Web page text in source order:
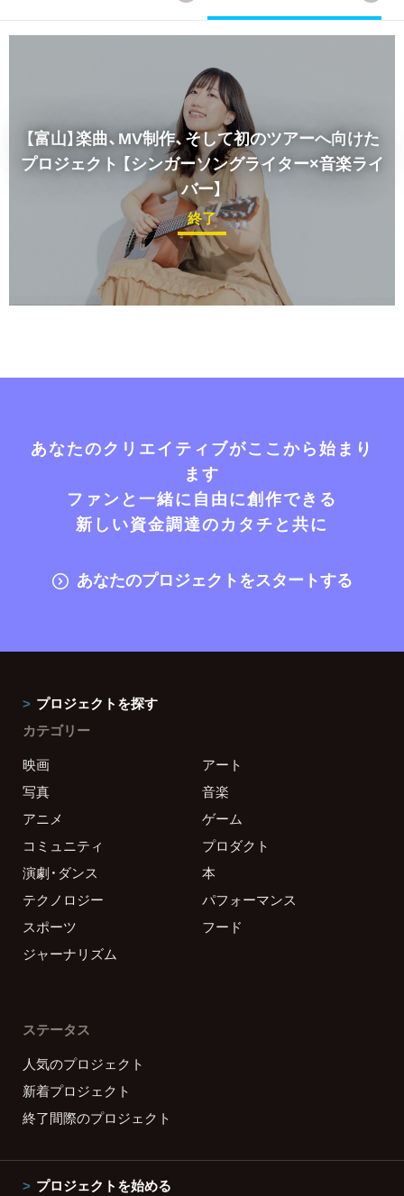
【富山】楽曲、MV制作、そして初のツアーへ向けた
プロジェクト 【シンガーソングライター×音楽ライ
バー】
終了
あなたのクリエイティブがここから始まり
ます
ファンと一緒に自由に創作できる
新しい資金調達のカタチと共に
あなたのプロジェクトをスタートする
プロジェクトを探す
カテゴリー
映画
アート
写真
音楽
アニメ
ゲーム
コミュニティ
プロダクト
演劇・ダンス
本
テクノロジー
パフォーマンス
スポーツ
フード
ジャーナリズム
ステータス
人気のプロジェクト
新着プロジェクト
終了間際のプロジェクト
プロジェクトを始める